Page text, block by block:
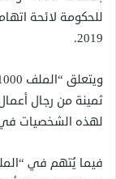
للحكومة لائحة
2019.
ثمينة من رجال
لهذه الشخصيات